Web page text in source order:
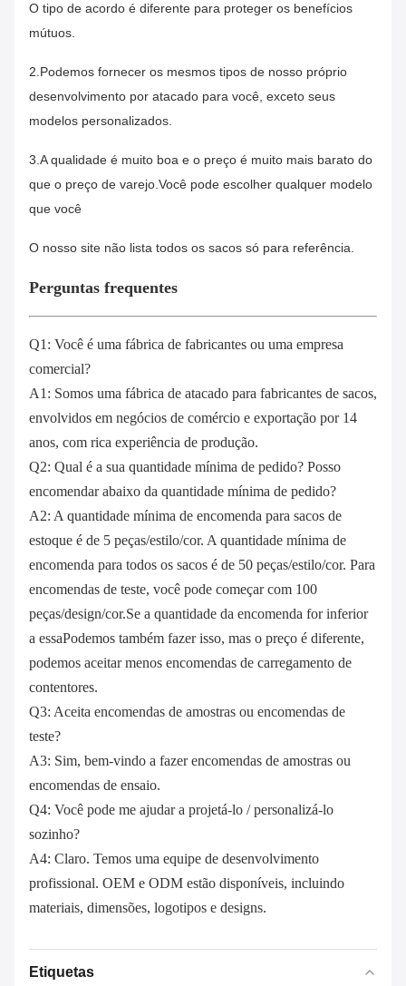
O tipo de acordo é diferente para proteger os benefícios
mútuos.
2.Podemos fornecer os mesmos tipos de nosso próprio
desenvolvimento por atacado para você, exceto seus
modelos personalizados.
3.A qualidade é muito boa e o preço é muito mais barato do
que o preço de varejo.Você pode escolher qualquer modelo
que você
O nosso site não lista todos os sacos só para referência.
Perguntas frequentes
Q1: Você é uma fábrica de fabricantes ou uma empresa
comercial?
A1: Somos uma fábrica de atacado para fabricantes de sacos,
envolvidos em negócios de comércio e exportação por 14
anos, com rica experiência de produção.
Q2: Qual é a sua quantidade mínima de pedido? Posso
encomendar abaixo da quantidade mínima de pedido?
A2: A quantidade mínima de encomenda para sacos de
estoque é de 5 peças/estilo/cor. A quantidade mínima de
encomenda para todos os sacos é de 50 peças/estilo/cor. Para
encomendas de teste, você pode começar com 100
peças/design/cor.Se a quantidade da encomenda for inferior
a essaPodemos também fazer isso, mas o preço é diferente,
podemos aceitar menos encomendas de carregamento de
contentores.
Q3: Aceita encomendas de amostras ou encomendas de
teste?
A3: Sim, bem-vindo a fazer encomendas de amostras ou
encomendas de ensaio.
Q4: Você pode me ajudar a projetá-lo / personalizá-lo
sozinho?
A4: Claro. Temos uma equipe de desenvolvimento
profissional. OEM e ODM estão disponíveis, incluindo
materiais, dimensões, logotipos e designs.
Etiquetas